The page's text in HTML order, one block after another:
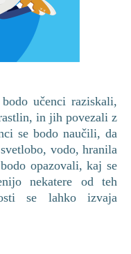
učenci raziskali,
in jih povezali z
se bodo naučili, da
vodo, hranila
opazovali, kaj se
nekatere od teh
se lahko izvaja